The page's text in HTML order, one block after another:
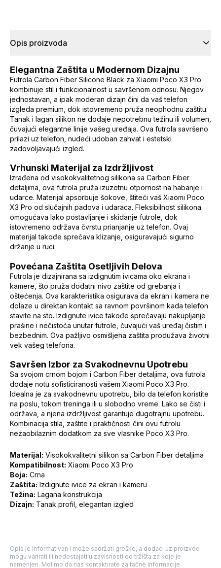
Opis proizvoda
Elegantna Zaštita u Modernom Dizajnu
Futrola Carbon Fiber Silicone Black za Xiaomi Poco X3 Pro
kombinuje stil i funkcionalnost u savršenom odnosu. Njegov
jednostavan, a ipak moderan dizajn čini da vaš telefon
izgleda premium, dok istovremeno pruža neophodnu zaštitu.
Tanak i lagan silikon ne dodaje nepotrebnu težinu ili volumen,
čuvajući elegantne linije vašeg uređaja. Ova futrola savršeno
prilazi uz telefon, nudeći udoban zahvat i estetski
zadovoljavajući izgled.
Vrhunski Materijal za Izdržljivost
Izrađena od visokokvalitetnog silikona sa Carbon Fiber
detaljima, ova futrola pruža izuzetnu otpornost na habanje i
udarce. Materijal apsorbuje šokove, štiteći vaš Xiaomi Poco
X3 Pro od slučajnih padova i udaraca. Fleksibilnost silikona
omogućava lako postavljanje i skidanje futrole, dok
istovremeno održava čvrstu prianjanje uz telefon. Ovaj
materijal takođe sprečava klizanje, osiguravajući sigurno
držanje u ruci.
Povećana Zaštita Osetljivih Delova
Futrola je dizajnirana sa izdignutim ivicama oko ekrana i
kamere, što pruža dodatni nivo zaštite od grebanja i
oštećenja. Ova karakteristika osigurava da ekran i kamera ne
dolaze u direktan kontakt sa ravnom površinom kada telefon
stavite na sto. Izdignute ivice takođe sprečavaju nakupljanje
prašine i nečistoća unutar futrole, čuvajući vaš uređaj čistim i
bezbednim. Ova pažljivo osmišljena zaštita produžava životni
vek vašeg telefona.
Savršen Izbor za Svakodnevnu Upotrebu
Sa svojom crnom bojom i Carbon Fiber detaljima, ova futrola
dodaje notu sofisticiranosti vašem Xiaomi Poco X3 Pro.
Idealna je za svakodnevnu upotrebu, bilo da telefon koristite
na poslu, tokom treninga ili u slobodno vreme. Lako se čisti i
održava, a njena izdržljivost garantuje dugotrajnu upotrebu.
Kombinacija stila, zaštite i praktičnosti čini ovu futrolu
nezaobilaznim dodatkom za sve vlasnike Poco X3 Pro.
Materijal: Visokokvalitetni silikon sa Carbon Fiber detaljima
Kompatibilnost: Xiaomi Poco X3 Pro
Boja: Crna
Zaštita: Izdignute ivice za ekran i kameru
Težina: Lagana konstrukcija
Dizajn: Tanak profil, elegantan izgled
Opis je informativan i može sadržati greške, a dodaci uz proizvod
mogu varirati ili nedostajati u zavisnosti od tržišta za koje je
namenjen. Molimo da nas kontaktirate za tačne informacije.